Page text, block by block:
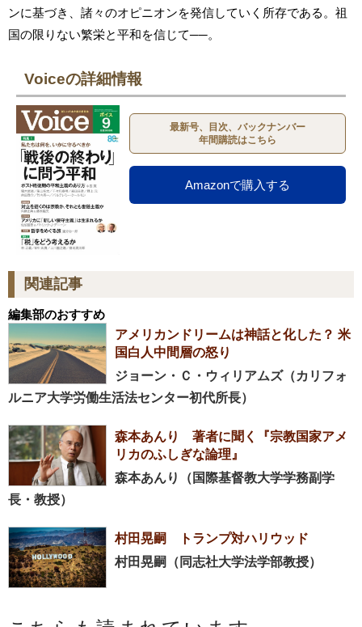
ンに基づき、諸々のオピニオンを発信していく所存である。祖
国の限りない繁栄と平和を信じて──。
Voiceの詳細情報
最新号、目次、バックナンバー
年間購読はこちら
Amazonで購入する
関連記事
編集部のおすすめ
アメリカンドリームは神話と化した？ 米
国白人中間層の怒り
ジョーン・Ｃ・ウィリアムズ（カリフォ
ルニア大学労働生活法センター初代所長）
森本あんり 著者に聞く『宗教国家アメ
リカのふしぎな論理』
森本あんり（国際基督教大学学務副学
長・教授）
村田晃嗣 トランプ対ハリウッド
村田晃嗣（同志社大学法学部教授）